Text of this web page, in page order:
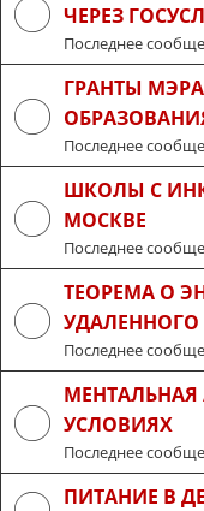
ЧЕРЕЗ
Последнее
ГРАНТЫ
Последнее
ШКОЛЫ С
МОСКВЕ
Последнее
ТЕОРЕМА О
Последнее
УСЛОВИЯХ
Последнее
ПИТАНИЕ В